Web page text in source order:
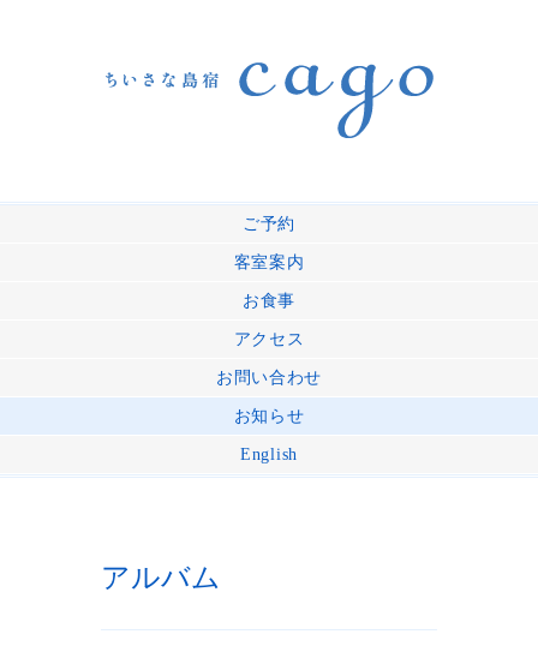
ご予約
客室案内
お食事
アクセス
お問い合わせ
お知らせ
English
アルバム